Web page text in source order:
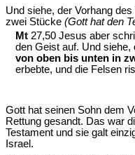
Und siehe, der Vorhang
zwei Stücke (Gott hat den
Mt 27,50 Jesus aber
den Geist auf. Und siehe,
von oben bis unten in
erbebte, und die Felsen
Gott hat seinen Sohn dem
Rettung gesandt. Das war
Testament und sie galt
Israel.